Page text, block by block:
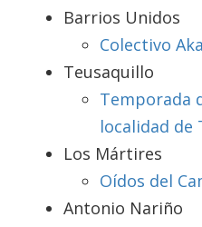
Barrios Unidos
Colectivo
Teusaquillo
Temporada
localidad de
Los Mártires
Oídos del
Antonio Nariño